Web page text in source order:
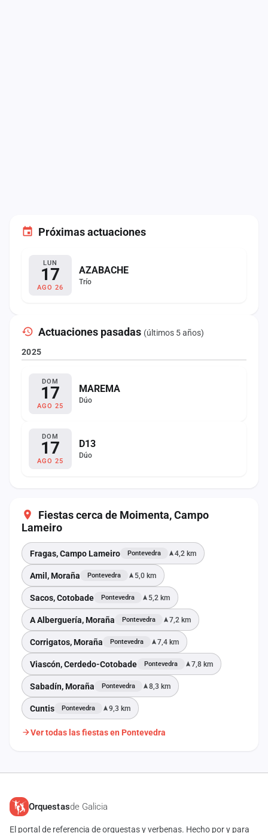
Próximas actuaciones
LUN
17
AGO 26
AZABACHE
Trío
Actuaciones pasadas (últimos 5 años)
2025
DOM
17
AGO 25
MAREMA
Dúo
DOM
17
AGO 25
D13
Dúo
Fiestas cerca de Moimenta, Campo
Lameiro
Fragas, Campo Lameiro Pontevedra 4,2 km
Amil, Moraña Pontevedra 5,0 km
Sacos, Cotobade Pontevedra 5,2 km
A Alberguería, Moraña Pontevedra 7,2 km
Corrigatos, Moraña Pontevedra 7,4 km
Viascón, Cerdedo-Cotobade Pontevedra 7,8 km
Sabadín, Moraña Pontevedra 8,3 km
Cuntis Pontevedra 9,3 km
Ver todas las fiestas en Pontevedra
Orquestasde Galicia
El portal de referencia de orquestas y verbenas. Hecho por y para